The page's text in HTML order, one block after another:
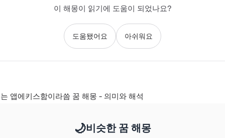
이 해몽이 읽기에 도움이 되었나요?
도움됐어요 아쉬워요
앱에키스함이라씀 꿈 해몽 - 의미와 해석
🌙비슷한 꿈 해몽